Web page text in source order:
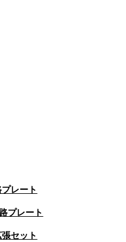
レート
プレート
セット